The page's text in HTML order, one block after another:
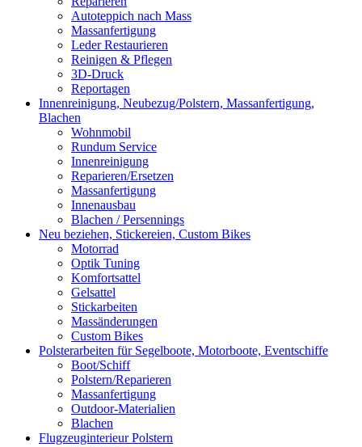
Autoteppich nach Mass
Massanfertigung
Leder Restaurieren
Reinigen & Pflegen
3D-Druck
Reportagen
Innenreinigung, Neubezug/Polstern, Massanfertigung,
Blachen
Wohnmobil
Rundum Service
Innenreinigung
Reparieren/Ersetzen
Massanfertigung
Innenausbau
Blachen / Persennings
Neu beziehen, Stickereien, Custom Bikes
Motorrad
Optik Tuning
Komfortsattel
Gelsattel
Stickarbeiten
Massänderungen
Custom Bikes
Polsterarbeiten für Segelboote, Motorboote, Eventschiffe
Boot/Schiff
Polstern/Reparieren
Massanfertigung
Outdoor-Materialien
Blachen
Flugzeuginterieur Polstern